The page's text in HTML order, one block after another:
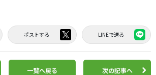
ポストする LINEで送る
一覧へ戻る 次の記事へ